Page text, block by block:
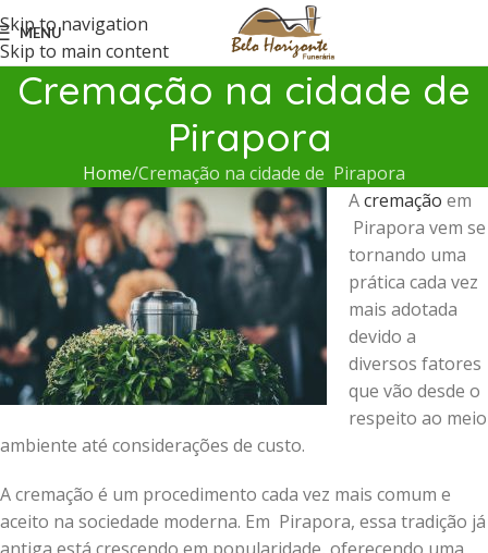
Skip to navigation
Skip to main content
MENU
Cremação na cidade de
Pirapora
Home Cremação na cidade de Pirapora
Acremação em
Pirapora vem se
tornando uma
prática cada vez
mais adotada
devido a
diversos fatores
que vão desde o
respeito ao meio
ambiente até considerações de custo.
A cremação é um procedimento cada vez mais comum e
aceito na sociedade moderna. Em Pirapora, essa tradição já